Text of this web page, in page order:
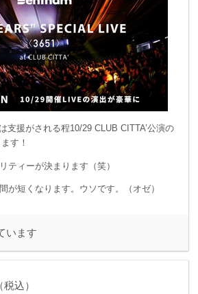
支援がされる程10/29 CLUB CITTA’公演の
す！
ティーが決まります（笑）
が短くなります。ウソです。（オゼ）
います
込）